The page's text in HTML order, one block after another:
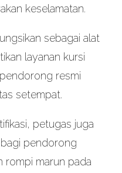
keselamatan.
sebagai alat
layanan kursi
resmi
setempat.
petugas juga
pendorong
rompi marun pada